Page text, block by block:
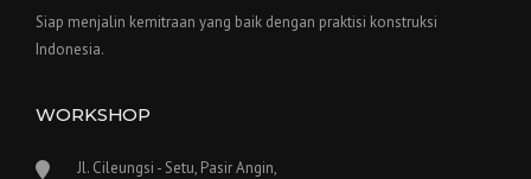
Siap menjalin kemitraan yang baik dengan praktisi konstruksi
Indonesia.
WORKSHOP
Jl. Cileungsi - Setu, Pasir Angin,